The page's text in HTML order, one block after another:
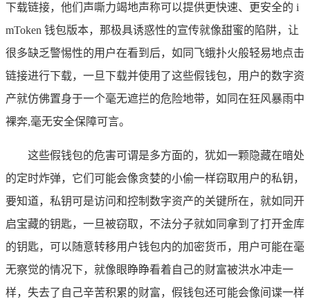
下载链接，他们声嘶力竭地声称可以提供更快速、更安全的 i
mToken 钱包版本，那极具诱惑性的宣传就像甜蜜的陷阱，让
很多缺乏警惕性的用户在看到后，如同飞蛾扑火般轻易地点击
链接进行下载，一旦下载并使用了这些假钱包，用户的数字资
产就仿佛置身于一个毫无遮拦的危险地带，如同在狂风暴雨中
裸奔,毫无安全保障可言。
这些假钱包的危害可谓是多方面的，犹如一颗隐藏在暗处
的定时炸弹，它们可能会像贪婪的小偷一样窃取用户的私钥，
要知道，私钥可是访问和控制数字资产的关键所在，就如同开
启宝藏的钥匙，一旦被窃取，不法分子就如同拿到了打开金库
的钥匙，可以随意转移用户钱包内的加密货币，用户可能在毫
无察觉的情况下，就像眼睁睁看着自己的财富被洪水冲走一
样，失去了自己辛苦积累的财富，假钱包还可能会像间谍一样